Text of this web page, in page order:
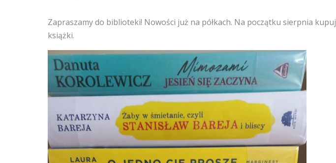
Zapraszamy do biblioteki! Nowości już na półkach. Na początku sierpnia
książki.